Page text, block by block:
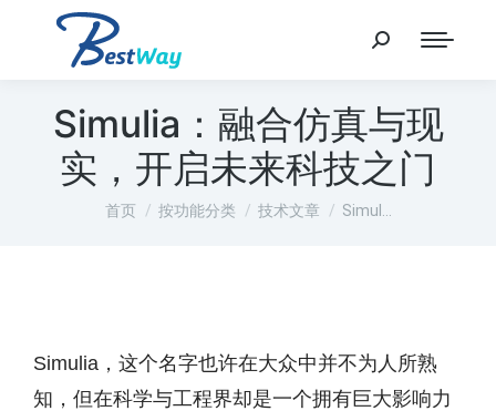
Simulia：融合仿真与现
实，开启未来科技之门
您在这里：
首页 按功能分类 技术文章 Simul…
Simulia，这个名字也许在大众中并不为人所熟
知，但在科学与工程界却是一个拥有巨大影响力